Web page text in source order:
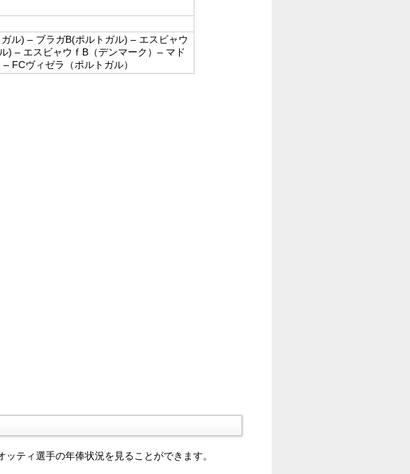
ル) – ブラガB(ポルトガル) – エスビャウ
) – エスビャウｆB（デンマーク）– マド
FCヴィゼラ（ポルトガル）
ティ選手の年俸状況を見ることができます。